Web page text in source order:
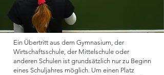
Ein Übertritt aus dem Gymnasium, der
Wirtschaftsschule, der Mittelschule oder
anderen Schulen ist grundsätzlich nur zu Beginn
eines Schuljahres möglich. Um einen Platz